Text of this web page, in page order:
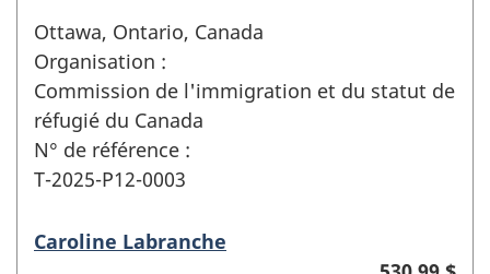
Ottawa, Ontario, Canada
Organisation :
Commission de l'immigration et du statut de
réfugié du Canada
N° de référence :
T-2025-P12-0003
Caroline Labranche